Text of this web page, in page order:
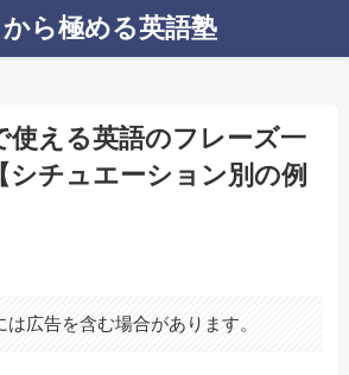
ら極める英語塾
使える英語のフレーズ一
シチュエーション別の例
は広告を含む場合があります。